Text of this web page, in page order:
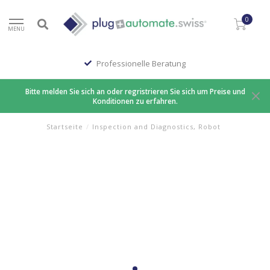
MENU
0
Professionelle Beratung
Bitte melden Sie sich an oder regristrieren Sie sich um Preise und
Konditionen zu erfahren.
Startseite / Inspection and Diagnostics, Robot